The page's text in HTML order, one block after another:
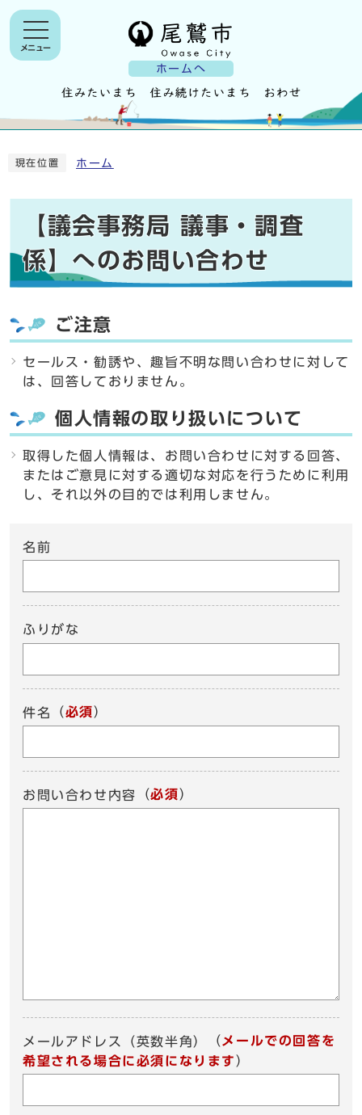
ホームへ
メニュー
現在位置 ホーム
【議会事務局 議事・調査
係】へのお問い合わせ
ご注意
セールス・勧誘や、趣旨不明な問い合わせに対して
は、回答しておりません。
個人情報の取り扱いについて
取得した個人情報は、お問い合わせに対する回答、
またはご意見に対する適切な対応を行うために利用
し、それ以外の目的では利用しません。
名前
ふりがな
件名 （必須）
お問い合わせ内容 （必須）
メールアドレス（英数半角） （ メールでの回答を
希望される場合に必須になります ）